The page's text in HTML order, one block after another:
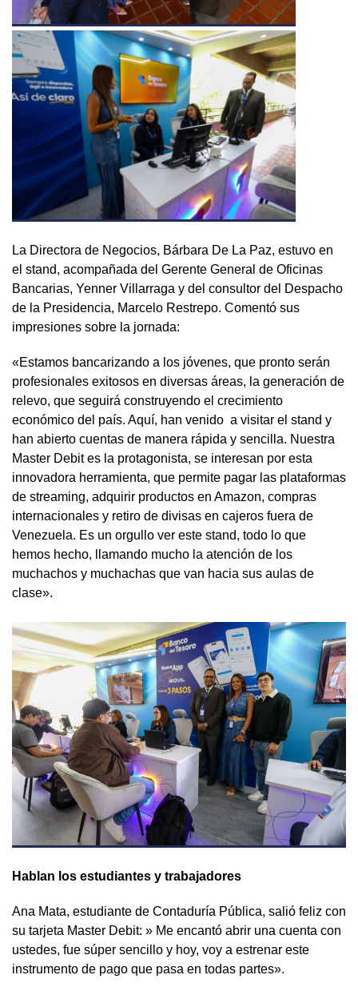
La Directora de Negocios, Bárbara De La Paz, estuvo en
el stand, acompañada del Gerente General de Oficinas
Bancarias, Yenner Villarraga y del consultor del Despacho
de la Presidencia, Marcelo Restrepo. Comentó sus
impresiones sobre la jornada:
«Estamos bancarizando a los jóvenes, que pronto serán
profesionales exitosos en diversas áreas, la generación de
relevo, que seguirá construyendo el crecimiento
económico del país. Aquí, han venido a visitar el stand y
han abierto cuentas de manera rápida y sencilla. Nuestra
Master Debit es la protagonista, se interesan por esta
innovadora herramienta, que permite pagar las plataformas
de streaming, adquirir productos en Amazon, compras
internacionales y retiro de divisas en cajeros fuera de
Venezuela. Es un orgullo ver este stand, todo lo que
hemos hecho, llamando mucho la atención de los
muchachos y muchachas que van hacia sus aulas de
clase».
Hablan los estudiantes y trabajadores
Ana Mata, estudiante de Contaduría Pública, salió feliz con
su tarjeta Master Debit: » Me encantó abrir una cuenta con
ustedes, fue súper sencillo y hoy, voy a estrenar este
instrumento de pago que pasa en todas partes».